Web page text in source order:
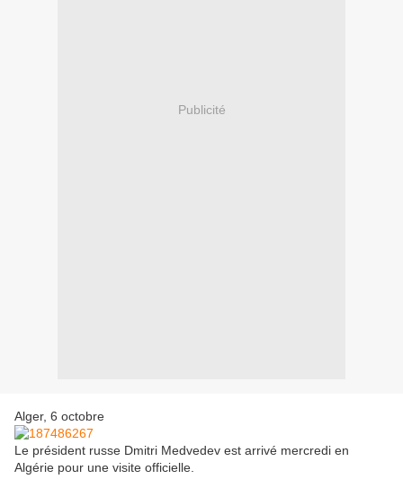
Publicité
Alger, 6 octobre
Le président russe Dmitri Medvedev est arrivé mercredi en
Algérie pour une visite officielle.